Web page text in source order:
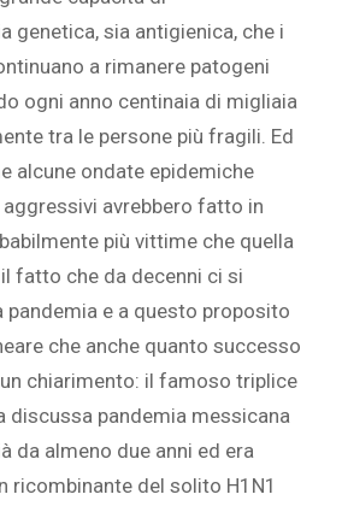
genetica, sia antigienica, che i
a rimanere patogeni
ogni anno centinaia di migliaia
tra le persone più fragili. Ed
alcune ondate epidemiche
avrebbero fatto in
più vittime che quella
fatto che da decenni ci si
pandemia e a questo proposito
che anche quanto successo
chiarimento: il famoso triplice
discussa pandemia messicana
da almeno due anni ed era
ricombinante del solito H1N1